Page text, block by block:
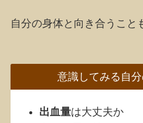
自分の身体と向き合うこと
意識してみる自
出血量は大丈夫か